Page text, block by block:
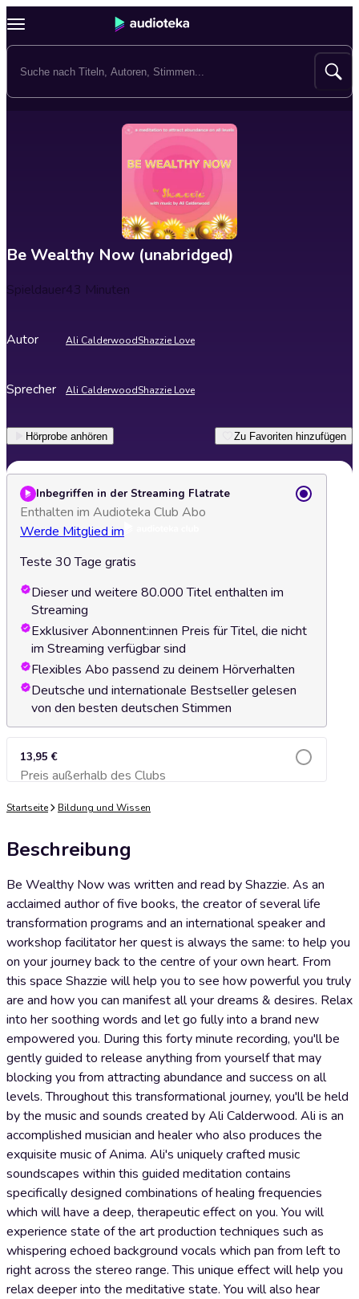
Be Wealthy Now (unabridged)
Spieldauer43 Minuten
Autor Ali CalderwoodShazzie Love
Sprecher Ali CalderwoodShazzie Love
Hörprobe anhören Zu Favoriten hinzufügen
Inbegriffen in der Streaming Flatrate
Enthalten im Audioteka Club Abo
Werde Mitglied im
Teste 30 Tage gratis
Dieser und weitere 80.000 Titel enthalten im
Streaming
Exklusiver Abonnent:innen Preis für Titel, die nicht
im Streaming verfügbar sind
Flexibles Abo passend zu deinem Hörverhalten
Deutsche und internationale Bestseller gelesen
von den besten deutschen Stimmen
13,95 €
Preis außerhalb des ClubsZum Warenkorb hinzufügen
Startseite Bildung und Wissen
Beschreibung
Be Wealthy Now was written and read by Shazzie. As an
acclaimed author of five books, the creator of several life
transformation programs and an international speaker and
workshop facilitator her quest is always the same: to help you
on your journey back to the centre of your own heart. From
this space Shazzie will help you to see how powerful you truly
are and how you can manifest all your dreams & desires. Relax
into her soothing words and let go fully into a brand new
empowered you. During this forty minute recording, you'll be
gently guided to release anything from yourself that may
blocking you from attracting abundance and success on all
levels. Throughout this transformational journey, you'll be held
by the music and sounds created by Ali Calderwood. Ali is an
accomplished musician and healer who also produces the
exquisite music of Anima. Ali's uniquely crafted music
soundscapes within this guided meditation contains
specifically designed combinations of healing frequencies
which will have a deep, therapeutic effect on you. You will
experience state of the art production techniques such as
whispering echoed background vocals which pan from left to
right across the stereo range. This unique effect will help you
relax deeper into the meditative state. You will also hear